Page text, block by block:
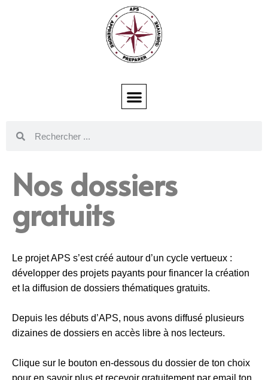
Nos dossiers
gratuits
Le projet APS s’est créé autour d’un cycle vertueux :
développer des projets payants pour financer la création
et la diffusion de dossiers thématiques gratuits.
Depuis les débuts d’APS, nous avons diffusé plusieurs
dizaines de dossiers en accès libre à nos lecteurs.
Clique sur le bouton en-dessous du dossier de ton choix